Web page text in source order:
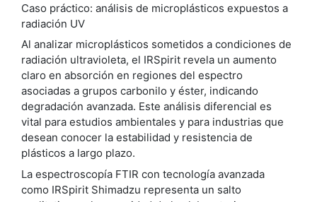
Caso práctico: análisis de microplásticos expuestos a
radiación UV
Al analizar microplásticos sometidos a condiciones de
radiación ultravioleta, el IRSpirit revela un aumento
claro en absorción en regiones del espectro
asociadas a grupos carbonilo y éster, indicando
degradación avanzada. Este análisis diferencial es
vital para estudios ambientales y para industrias que
desean conocer la estabilidad y resistencia de
plásticos a largo plazo.
La espectroscopía FTIR con tecnología avanzada
como IRSpirit Shimadzu representa un salto